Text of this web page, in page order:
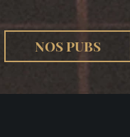
NOS PUBS